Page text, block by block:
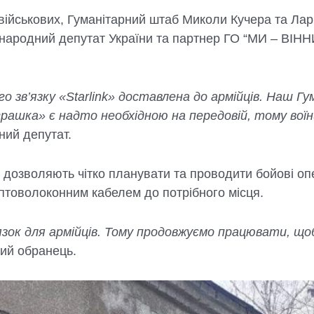
Гуманітарний штаб Миколи Кучера та
народний депутат України та партнер ГО “МИ –
зв’язку «Starlink» доставлена до армійців. Наш
є надто необхідною на передовій, тому
депутат.
чітко планувати та проводити бойові
кабелем до потрібного місця.
для армійців. Тому продовжуємо працювати,
обранець.